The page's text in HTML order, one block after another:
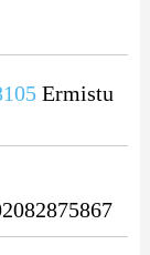
Ermistu